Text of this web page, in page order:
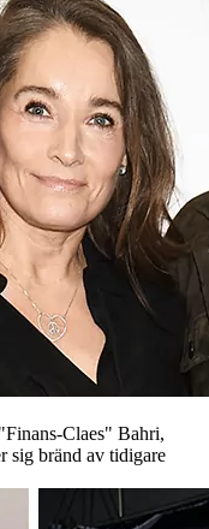
Claes" Bahri,
sig bränd av tidigare